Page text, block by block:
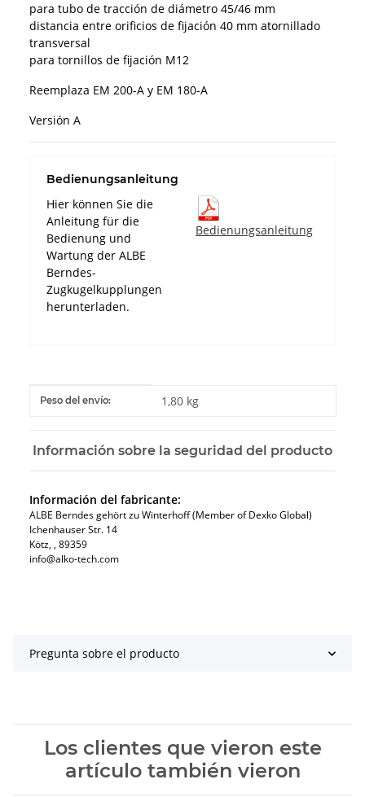
para tubo de tracción de diámetro 45/46 mm
distancia entre orificios de fijación 40 mm atornillado
transversal
para tornillos de fijación M12
Reemplaza EM 200-A y EM 180-A
Versión A
Bedienungsanleitung
Hier können Sie die
Anleitung für die
Bedienung und
Wartung der ALBE
Berndes-
Zugkugelkupplungen
herunterladen.
Bedienungsanleitung
#productDetails.itemInformation#
#productDetails.itemValue#
Peso del envío: 1,80 kg
Información sobre la seguridad del producto
Información del fabricante:
ALBE Berndes gehört zu Winterhoff (Member of Dexko Global)
Ichenhauser Str. 14
Kötz​, , 89359
info@alko-tech.com
Pregunta sobre el producto
Los clientes que vieron este
artículo también vieron